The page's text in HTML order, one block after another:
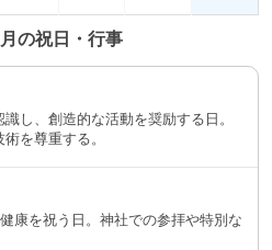
の祝日・行事
し、創造的な活動を奨励する日。
を尊重する。
康を祝う日。神社での参拝や特別な